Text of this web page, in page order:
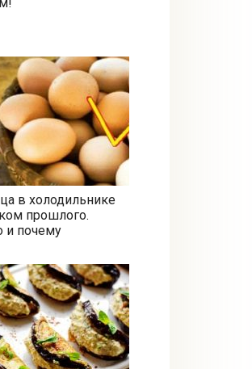
в холодильнике
прошлого.
и почему